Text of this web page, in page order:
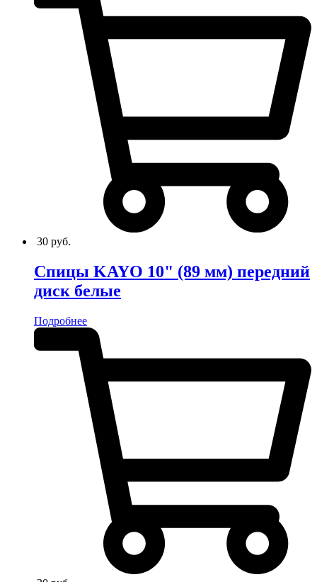
30 руб.
Спицы KAYO 10" (89 мм) передний
диск белые
Подробнее